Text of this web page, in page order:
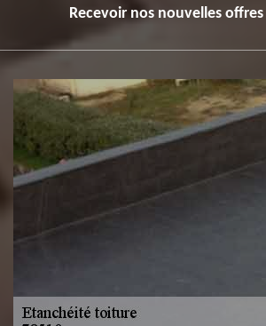
Recevoir nos nouvelles